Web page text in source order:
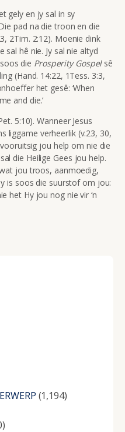
gely en jy sal in sy
pad na die troon en die
2Tim. 2:12). Moenie dink
hê nie. Jy sal nie altyd
die Prosperity Gospel sê
(Hand. 14:22, 1Tess. 3:3,
het gesê: ‘When
and die.’
5:10). Wanneer Jesus
liggame verheerlik (v.23, 30,
jou help om nie die
die Heilige Gees jou help.
jou troos, aanmoedig,
is soos die suurstof om jou:
het Hy jou nog nie vir ‘n
(1,194)